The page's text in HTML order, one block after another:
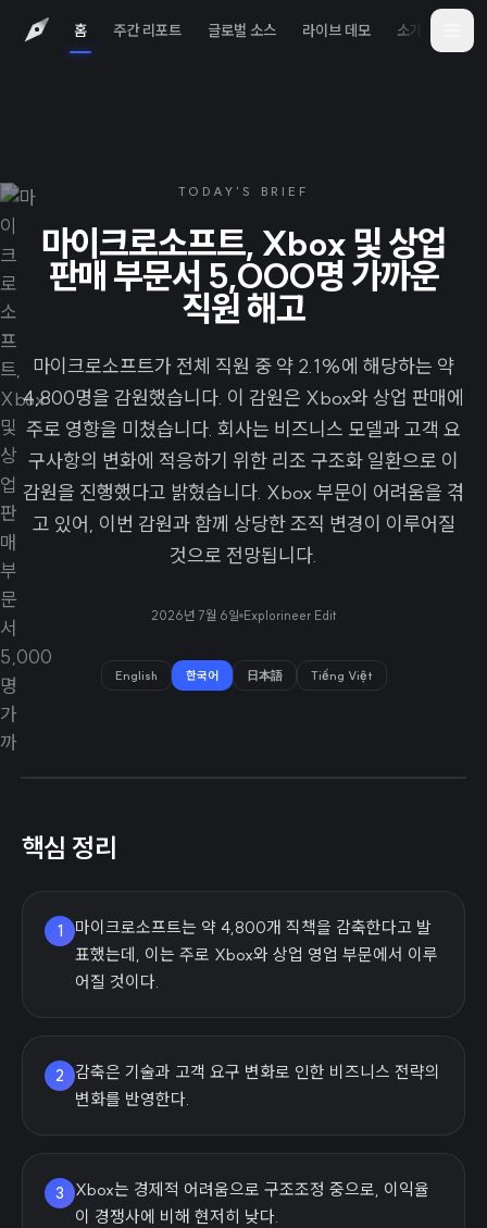
홈 주간 리포트 글로벌 소스 라이브 데모 소개
TODAY'S BRIEF
마이크로소프트, Xbox 및 상업
판매 부문서 5,000명 가까운
직원 해고
마이크로소프트가 전체 직원 중 약 2.1%에 해당하는 약
4,800명을 감원했습니다. 이 감원은 Xbox와 상업 판매에
주로 영향을 미쳤습니다. 회사는 비즈니스 모델과 고객 요
구사항의 변화에 적응하기 위한 리조 구조화 일환으로 이
감원을 진행했다고 밝혔습니다. Xbox 부문이 어려움을 겪
고 있어, 이번 감원과 함께 상당한 조직 변경이 이루어질
것으로 전망됩니다.
2026년 7월 6일 Explorineer Edit
English 한국어 日本語 Tiếng Việt
핵심 정리
1
마이크로소프트는 약 4,800개 직책을 감축한다고 발
표했는데, 이는 주로 Xbox와 상업 영업 부문에서 이루
어질 것이다.
2
감축은 기술과 고객 요구 변화로 인한 비즈니스 전략의
변화를 반영한다.
3
Xbox는 경제적 어려움으로 구조조정 중으로, 이익율
이 경쟁사에 비해 현저히 낮다.